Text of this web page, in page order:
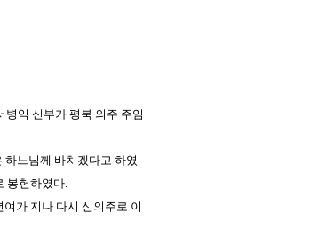
익 신부가 평북 의주 주임
느님께 바치겠다고 하였
봉헌하였다.
가 지나 다시 신의주로 이